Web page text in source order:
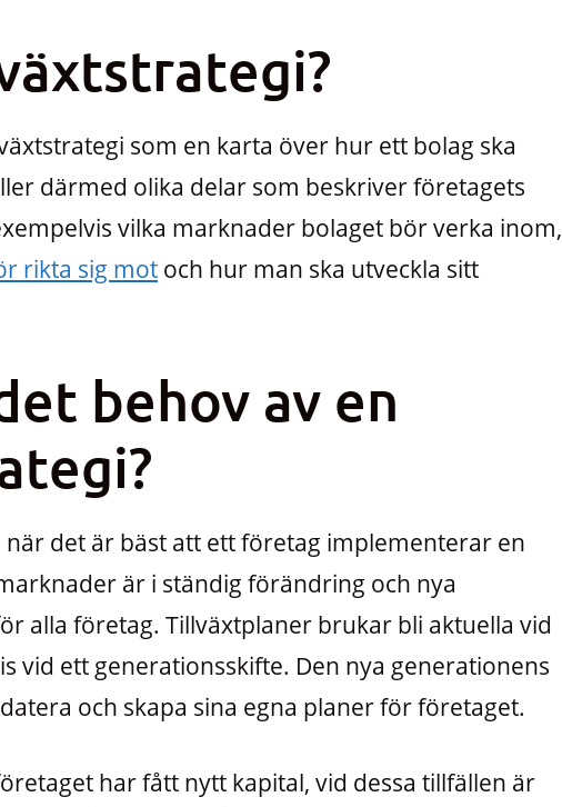
som en karta över hur ett bolag ska
därmed olika delar som beskriver företagets
vilka marknader bolaget bör verka inom,
rikta sig mot och hur man ska utveckla sitt
behov av en
när det är bäst att ett företag implementerar en
är i ständig förändring och nya
alla företag. Tillväxtplaner brukar bli aktuella vid
vid ett generationsskifte. Den nya generationens
och skapa sina egna planer för företaget.
har fått nytt kapital, vid dessa tillfällen är